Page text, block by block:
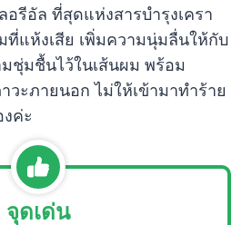
รีอัล ที่สุดแห่งสารบำรุงเครา
ที่แห้งเสีย เพิ่มความนุ่มลื่นให้กับ
ชุ่มชื้นไว้ในเส้นผม พร้อม
วะภายนอก ไม่ให้เข้ามาทำร้าย
ค่ะ
จุดเด่น